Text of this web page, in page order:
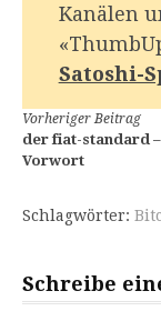
Kanälen
Satoshi-
Vorheriger Beitrag
der fiat-standard –
Vorwort
Schlagwörter:
Schreibe